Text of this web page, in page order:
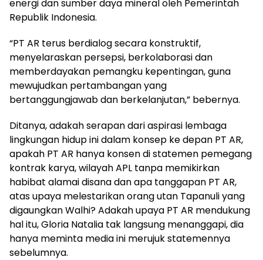
energi dan sumber daya mineral oleh Pemerintah
Republik Indonesia.
“PT AR terus berdialog secara konstruktif,
menyelaraskan persepsi, berkolaborasi dan
memberdayakan pemangku kepentingan, guna
mewujudkan pertambangan yang
bertanggungjawab dan berkelanjutan,” bebernya.
Ditanya, adakah serapan dari aspirasi lembaga
lingkungan hidup ini dalam konsep ke depan PT AR,
apakah PT AR hanya konsen di statemen pemegang
kontrak karya, wilayah APL tanpa memikirkan
habibat alamai disana dan apa tanggapan PT AR,
atas upaya melestarikan orang utan Tapanuli yang
digaungkan Walhi? Adakah upaya PT AR mendukung
hal itu, Gloria Natalia tak langsung menanggapi, dia
hanya meminta media ini merujuk statemennya
sebelumnya.